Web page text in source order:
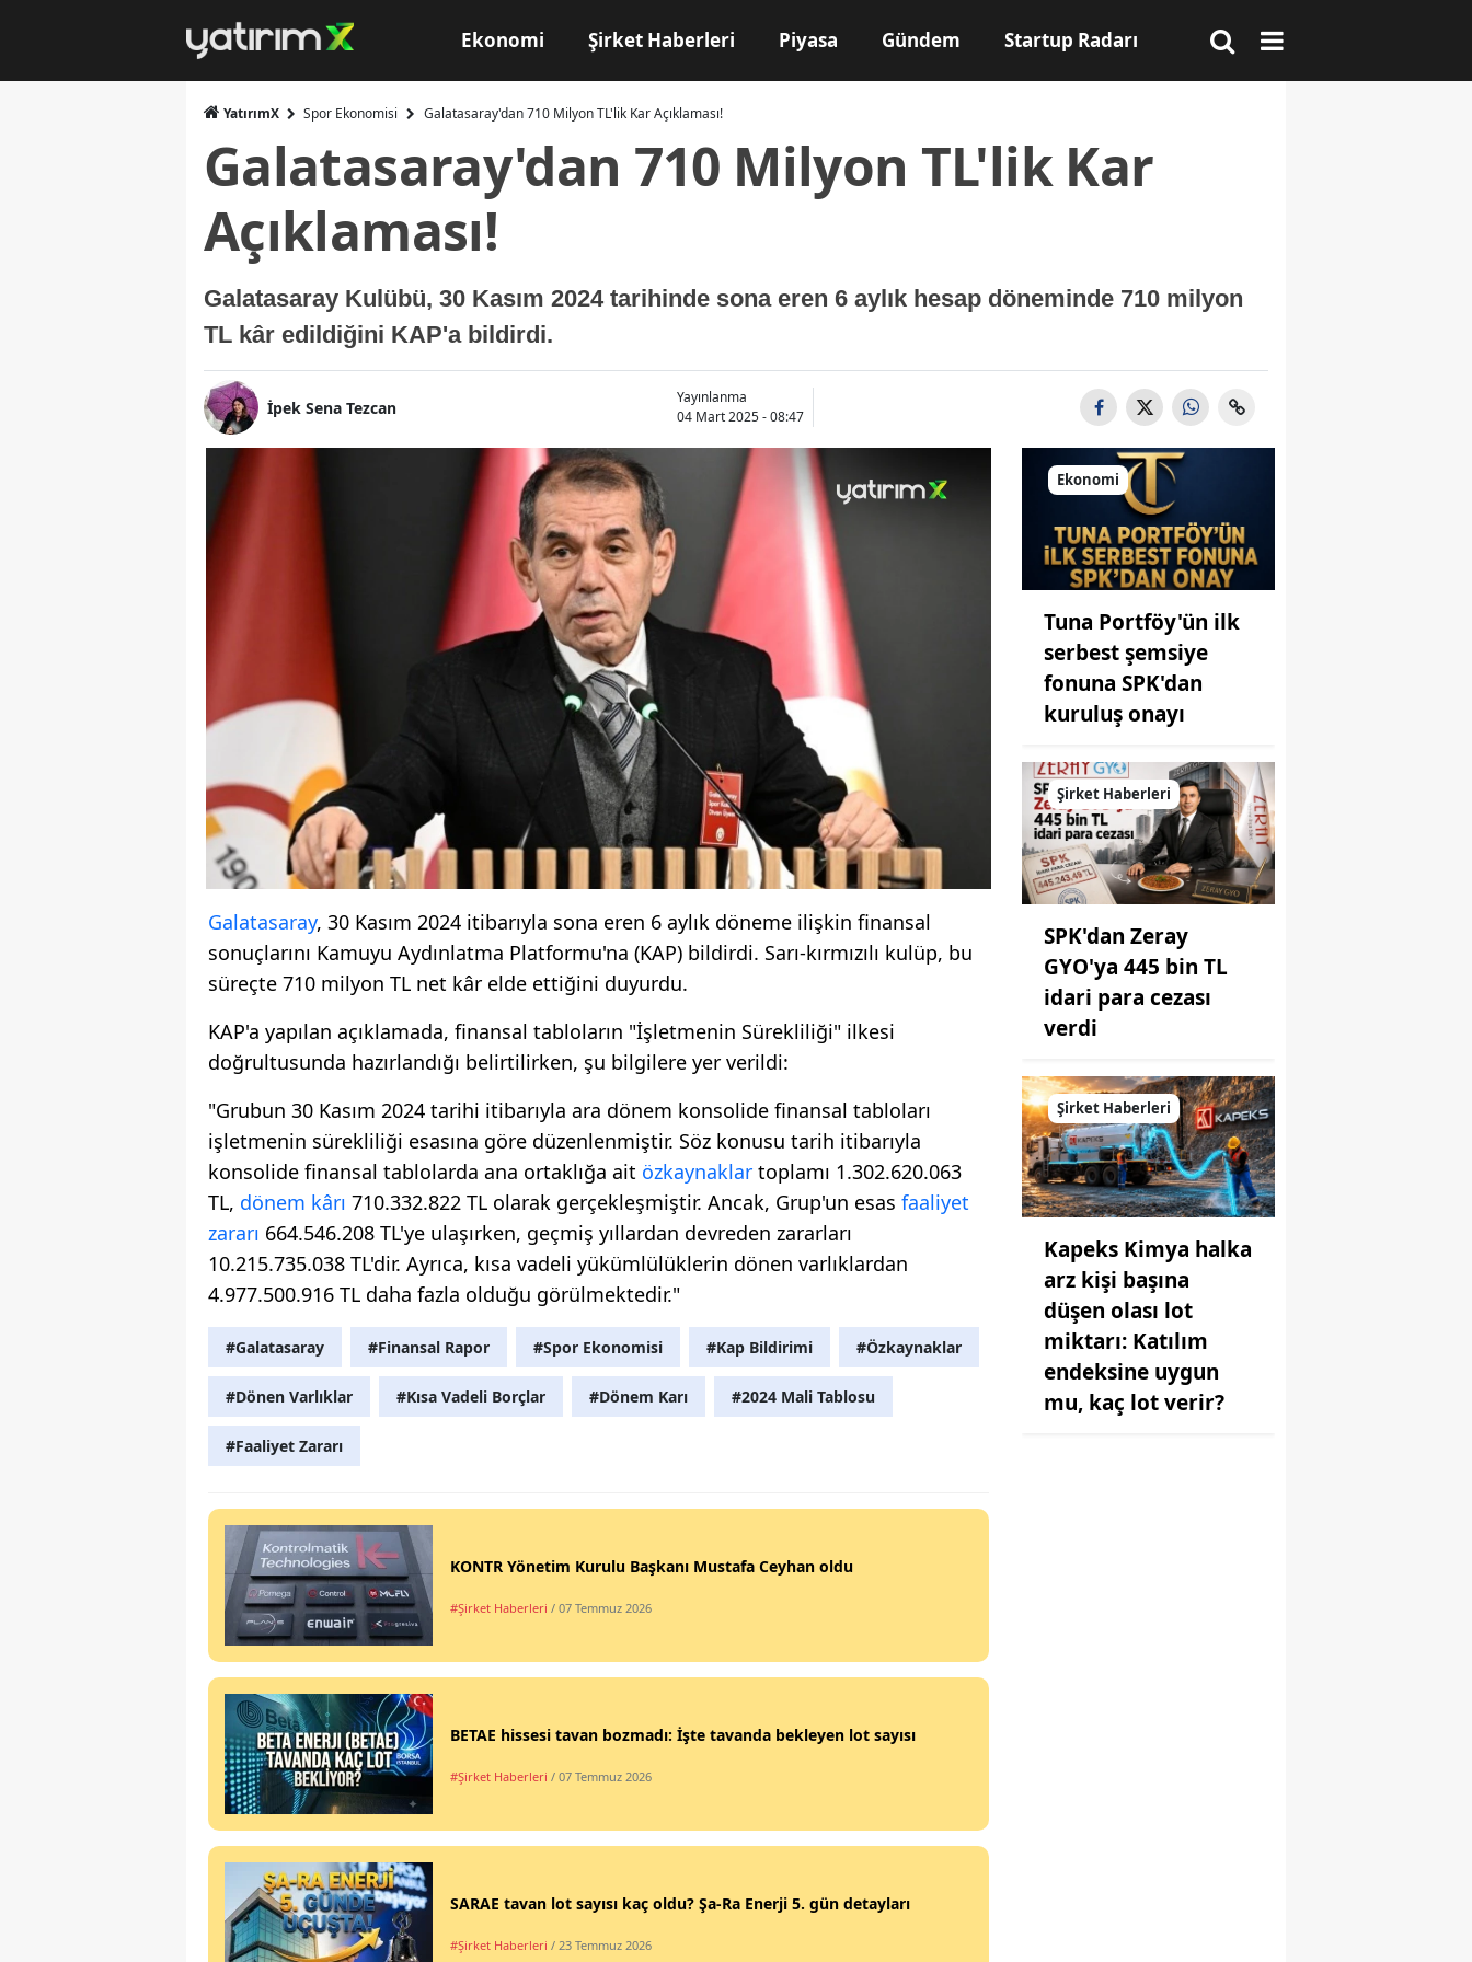
Ekonomi Şirket Haberleri Piyasa Gündem Startup Radarı
YatırımX Spor Ekonomisi Galatasaray'dan 710 Milyon TL'lik Kar Açıklaması!
Galatasaray'dan 710 Milyon TL'lik Kar
Açıklaması!
Galatasaray Kulübü, 30 Kasım 2024 tarihinde sona eren 6 aylık hesap döneminde 710 milyon
TL kâr edildiğini KAP'a bildirdi.
İpek Sena Tezcan
Yayınlanma
04 Mart 2025 - 08:47
Galatasaray, 30 Kasım 2024 itibarıyla sona eren 6 aylık döneme ilişkin finansal
sonuçlarını Kamuyu Aydınlatma Platformu'na (KAP) bildirdi. Sarı-kırmızılı kulüp, bu
süreçte 710 milyon TL net kâr elde ettiğini duyurdu.
KAP'a yapılan açıklamada, finansal tabloların "İşletmenin Sürekliliği" ilkesi
doğrultusunda hazırlandığı belirtilirken, şu bilgilere yer verildi:
"Grubun 30 Kasım 2024 tarihi itibarıyla ara dönem konsolide finansal tabloları
işletmenin sürekliliği esasına göre düzenlenmiştir. Söz konusu tarih itibarıyla
konsolide finansal tablolarda ana ortaklığa ait özkaynaklar toplamı 1.302.620.063
TL, dönem kârı 710.332.822 TL olarak gerçekleşmiştir. Ancak, Grup'un esas faaliyet
zararı 664.546.208 TL'ye ulaşırken, geçmiş yıllardan devreden zararları
10.215.735.038 TL'dir. Ayrıca, kısa vadeli yükümlülüklerin dönen varlıklardan
4.977.500.916 TL daha fazla olduğu görülmektedir."
#Galatasaray #Finansal Rapor #Spor Ekonomisi #Kap Bildirimi #Özkaynaklar
#Dönen Varlıklar #Kısa Vadeli Borçlar #Dönem Karı #2024 Mali Tablosu
#Faaliyet Zararı
KONTR Yönetim Kurulu Başkanı Mustafa Ceyhan oldu
#Şirket Haberleri / 07 Temmuz 2026
BETAE hissesi tavan bozmadı: İşte tavanda bekleyen lot sayısı
#Şirket Haberleri / 07 Temmuz 2026
SARAE tavan lot sayısı kaç oldu? Şa-Ra Enerji 5. gün detayları
#Şirket Haberleri / 23 Temmuz 2026
Ekonomi
Tuna Portföy'ün ilk
serbest şemsiye
fonuna SPK'dan
kuruluş onayı
Şirket Haberleri
SPK'dan Zeray
GYO'ya 445 bin TL
idari para cezası
verdi
Şirket Haberleri
Kapeks Kimya halka
arz kişi başına
düşen olası lot
miktarı: Katılım
endeksine uygun
mu, kaç lot verir?